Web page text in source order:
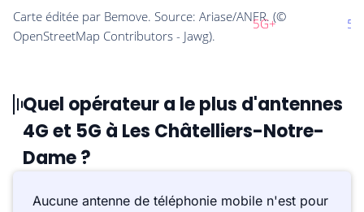
Quel opérateur a le plus d'antennes
4G et 5G à Les Châtelliers-Notre-
Dame ?
Aucune antenne de téléphonie mobile n'est pour